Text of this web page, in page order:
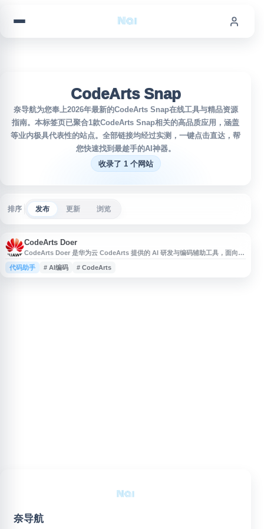
CodeArts Snap
奈导航为您奉上2026年最新的CodeArts Snap在线工具与精品资源
指南。本标签页已聚合1款CodeArts Snap相关的高品质应用，涵盖
等业内极具代表性的站点。全部链接均经过实测，一键点击直达，帮
您快速找到最趁手的AI神器。
收录了 1 个网站
排序 发布 更新 浏览
CodeArts Doer
CodeArts Doer 是华为云 CodeArts 提供的 AI 研发与编码辅助工具，面向开
发者在 IDE 中进行智能编码、需求理解、代码生成与研发效率提升。产品支持
Visual Studio Code、JetBrains IDEs、IntelliJ IDEA 等开发环境，结合代
代码助手 # AI编码 # CodeArts
奈导航